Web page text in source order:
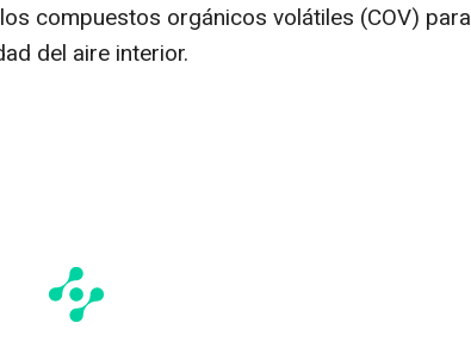
compuestos orgánicos volátiles (COV) para
del aire interior.